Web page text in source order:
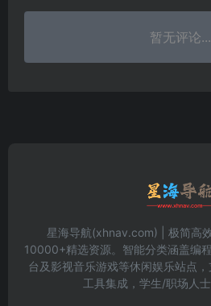
暂无评论...
星海导航(xhnav.com) | 极简高
10000+精选资源。智能分类涵盖编
台及影视音乐游戏等休闲娱乐站点
工具集成，学生/职场人士